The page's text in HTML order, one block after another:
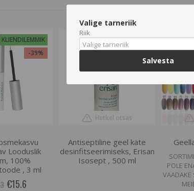
KLIENDILEMMIK
-39%
Looduslik
100%
, 3 ml
€15.6
-3%
Hetkel otsas
Antiseptiline geel käte
desinfitseerimiseks, Erisan
Isosept , 500 ml
POLE
VAADAKE
Valige tarneriik
Riik
Valige tarneriik
Salvesta